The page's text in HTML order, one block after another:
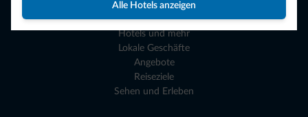
Alle Hotels anzeigen
Browsen
Hotels und mehr
Lokale Geschäfte
Angebote
Reiseziele
Sehen und Erleben